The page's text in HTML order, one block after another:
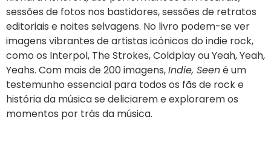
sessões de fotos nos bastidores, sessões de retratos
editoriais e noites selvagens. No livro podem-se ver
imagens vibrantes de artistas icónicos do indie rock,
como os Interpol, The Strokes, Coldplay ou Yeah, Yeah,
Yeahs. Com mais de 200 imagens,Indie, Seené um
testemunho essencial para todos os fãs de rock e
história da música se deliciarem e explorarem os
momentos por trás da música.